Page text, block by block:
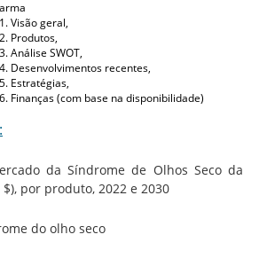
Visão geral,
Produtos,
Análise SWOT,
Desenvolvimentos recentes,
Estratégias,
Finanças (com base na disponibilidade)
da Síndrome de Olhos Seco da
por produto, 2022 e 2030
do olho seco